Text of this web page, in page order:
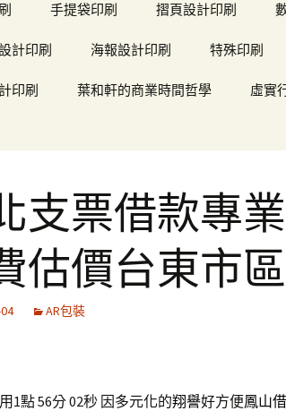
手提袋印刷 摺頁設計印刷
計印刷 海報設計印刷 特殊印刷
印刷 葉和軒的商業時間哲學 虛實
支票借款專
估價台東市
AR包裝
1點 56分 02秒 因多元化的翔譽好方便鳳山